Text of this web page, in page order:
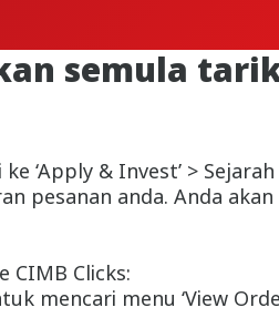
semula
‘Apply & Invest’ >
pesanan anda. Anda
CIMB Clicks:
mencari menu ‘View